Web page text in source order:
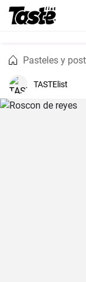
Pasteles y
TASTElist